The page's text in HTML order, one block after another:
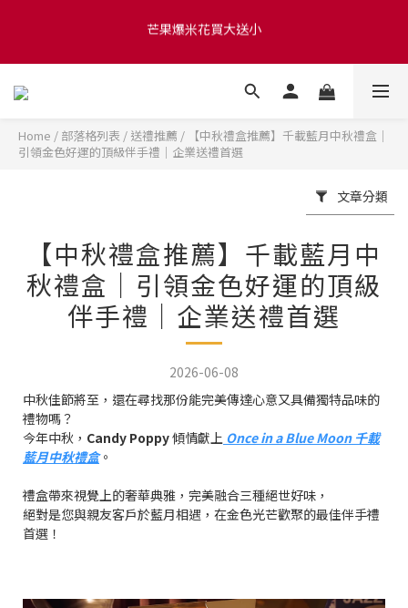
滿 $1280 贈玫瑰鹽爆米花50g 🍿 滿 $1580 贈品牌咖啡掛耳包×10
🍿 滿 $2000 贈品牌毛氈袋
Home / 部落格列表 / 送禮推薦 /
【中秋禮盒推薦】千載藍月中秋禮盒｜
引領金色好運的頂級伴手禮｜企業送禮首選
文章分類
【中秋禮盒推薦】千載藍月中
秋禮盒｜引領金色好運的頂級
伴手禮｜企業送禮首選
2026-06-08
中秋佳節將至，還在尋找那份能完美傳達心意又具備獨特品味的
禮物嗎？
今年中秋， Candy Poppy傾情獻上 Once in a Blue Moon 千載
藍月中秋禮盒。
禮盒帶來視覺上的奢華典雅，完美融合三種絕世好味，
絕對是您與親友客戶於藍月相遇，在金色光芒歡聚的最佳伴手禮
首選！